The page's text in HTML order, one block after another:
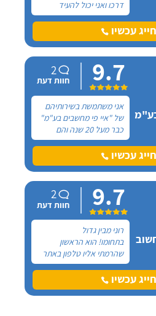
דרכו ואני יכול להעיד
שמדובר בטכנאי מצוין! אלי
זמין, הוא נותן לי מענה בזמן
אמת בכל שעה ויש לי שעות
אדיב מקצוען ותמיד מחפש
עבור פתרונות יצירתיים!
חייג עכשיו
9.7
2
חוות דעת
אני משתמשת בשירותיהם
של "איי פי מחשבים בע"מ"
כבר מעל 20 שנה והם
טיפלו לי במגוון בעיות
במחשב ולאחרונה, התקינו
לי תשתית רשת במשרד.
תמיד זמינים עבורי ועושים
את המקסימום לתת לי את
השירות הכי טוב!
חייג עכשיו
9.7
2
חוות דעת
רוני מבין גדול
בתחומו! הוא הראשון
שהרמתי אליו טלפון באתר
"מדרג" ולאחר מכן,
הזמנתי אותו לבצע איפוס
bios במחשב כי הוא לא
חייג עכשיו